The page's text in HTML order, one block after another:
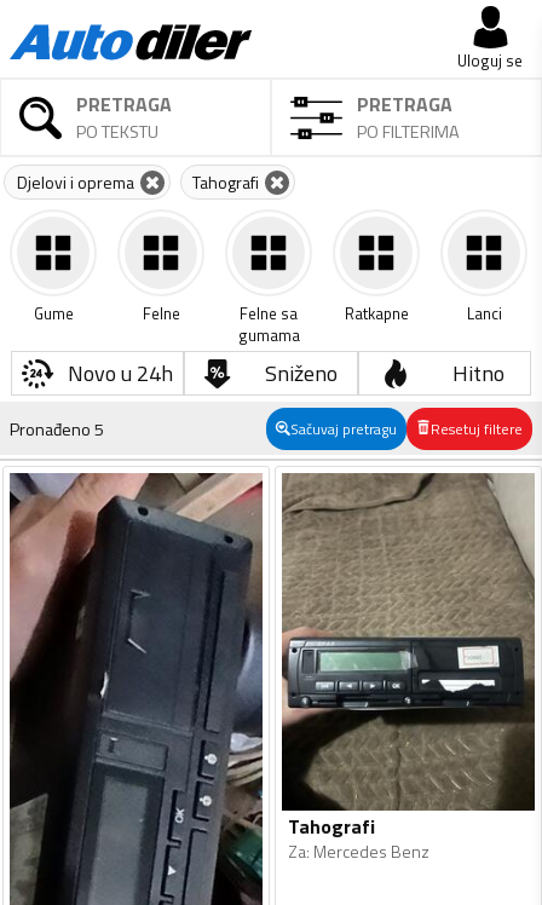
Uloguj se
PRETRAGA
PO TEKSTU
PRETRAGA
PO FILTERIMA
Djelovi i oprema Tahografi
Gume Felne
Felne sa
gumama
Ratkapne Lanci
Novo u 24h Sniženo Hitno
Pronađeno5 Sačuvaj pretragu Resetuj filtere
Tahografi
Za: Mercedes Benz